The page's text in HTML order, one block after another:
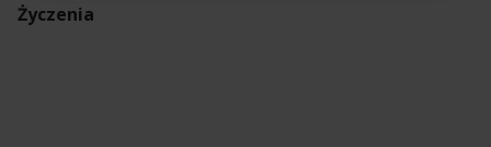
Życzenia